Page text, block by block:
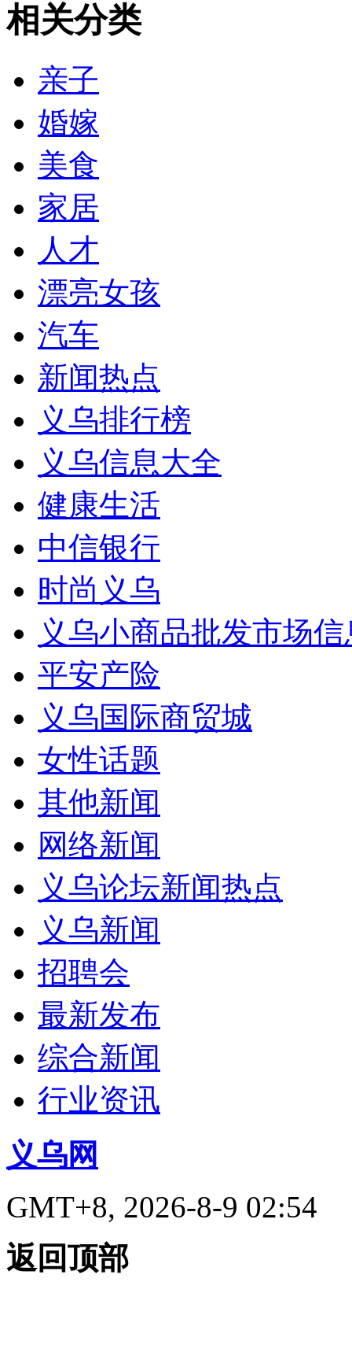
相关分类
亲子
婚嫁
美食
家居
人才
漂亮女孩
汽车
新闻热点
义乌排行榜
义乌信息大全
健康生活
中信银行
时尚义乌
义乌小商品批发市场
平安产险
义乌国际商贸城
女性话题
其他新闻
网络新闻
义乌论坛新闻热点
义乌新闻
招聘会
最新发布
综合新闻
行业资讯
义乌网
GMT+8, 2026-8-9 02:54
返回顶部